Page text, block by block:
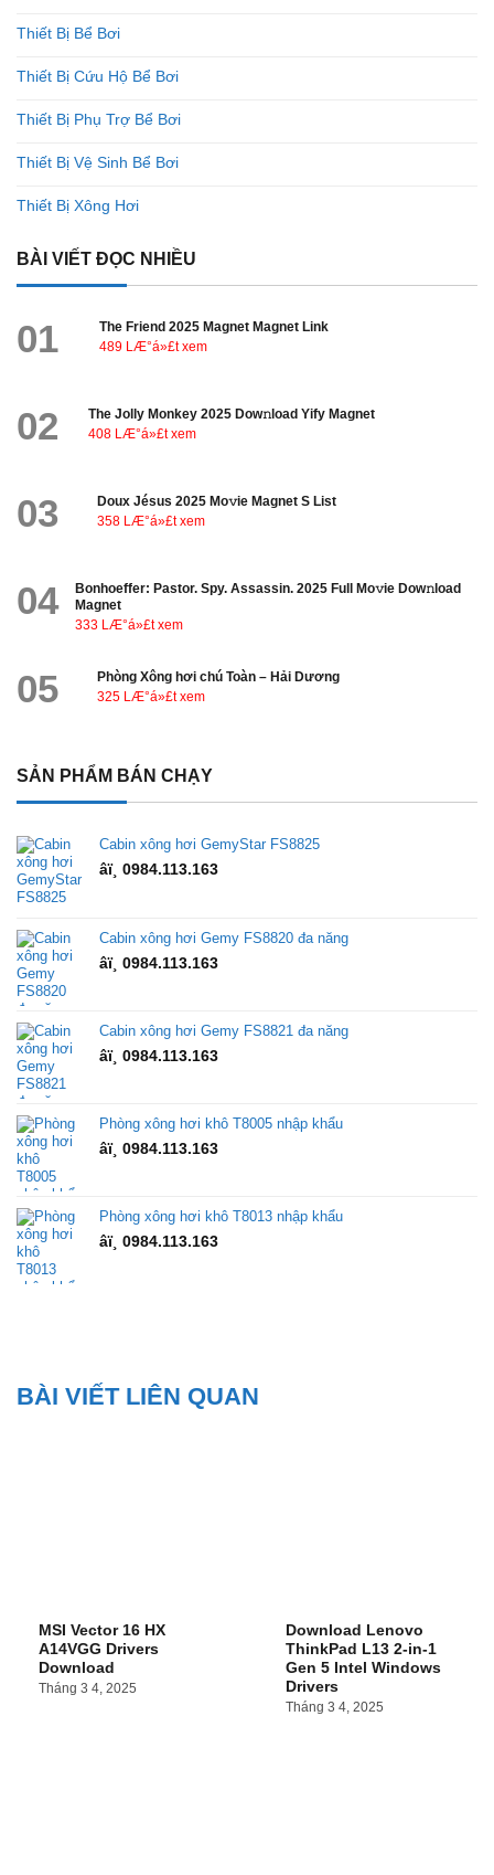
Thiết Bị Bể Bơi
Thiết Bị Cứu Hộ Bể Bơi
Thiết Bị Phụ Trợ Bể Bơi
Thiết Bị Vệ Sinh Bể Bơi
Thiết Bị Xông Hơi
BÀI VIẾT ĐỌC NHIỀU
01
The Friend 2025 Magnet Magnet Link
489 LÆ°á»£t xem
02
The Jolly Monkey 2025 Dow𝚗load Yify Magnet
408 LÆ°á»£t xem
03
Doux Jésus 2025 Mo𝚟ie Magnet S List
358 LÆ°á»£t xem
04
Bonhoeffer: Pastor. Spy. Assassin. 2025 Full Mo𝚟ie Dow𝚗load
Magnet
333 LÆ°á»£t xem
05
Phòng Xông hơi chú Toàn – Hải Dương
325 LÆ°á»£t xem
SẢN PHẨM BÁN CHẠY
Cabin xông hơi GemyStar FS8825
âï¸ 0984.113.163
Cabin xông hơi Gemy FS8820 đa năng
âï¸ 0984.113.163
Cabin xông hơi Gemy FS8821 đa năng
âï¸ 0984.113.163
Phòng xông hơi khô T8005 nhập khẩu
âï¸ 0984.113.163
Phòng xông hơi khô T8013 nhập khẩu
âï¸ 0984.113.163
BÀI VIẾT LIÊN QUAN
MSI Vector 16 HX
A14VGG Drivers
Download
Tháng 3 4, 2025
Download Lenovo
ThinkPad L13 2-in-1
Gen 5 Intel Windows
Drivers
Tháng 3 4, 2025